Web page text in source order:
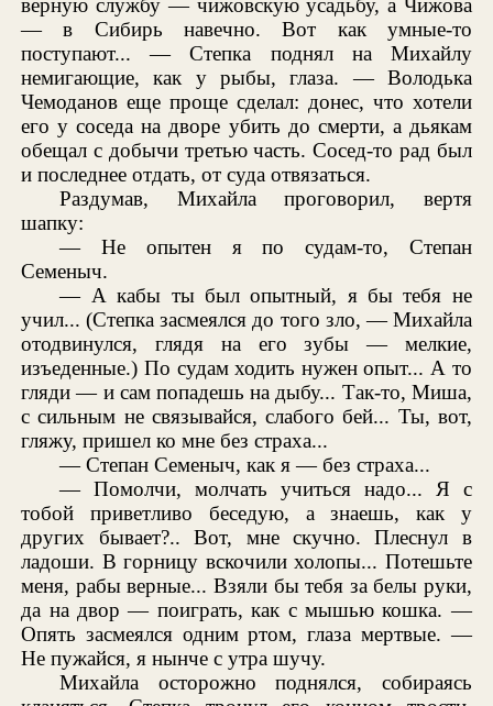
верную службу — чижовскую усадьбу, а Чижова
— в Сибирь навечно. Вот как умные-то
поступают... — Степка поднял на Михайлу
немигающие, как у рыбы, глаза. — Володька
Чемоданов еще проще сделал: донес, что хотели
его у соседа на дворе убить до смерти, а дьякам
обещал с добычи третью часть. Сосед-то рад был
и последнее отдать, от суда отвязаться.
Раздумав, Михайла проговорил, вертя
шапку:
— Не опытен я по судам-то, Степан
Семеныч.
— А кабы ты был опытный, я бы тебя не
учил... (Степка засмеялся до того зло, — Михайла
отодвинулся, глядя на его зубы — мелкие,
изъеденные.) По судам ходить нужен опыт... А то
гляди — и сам попадешь на дыбу... Так-то, Миша,
с сильным не связывайся, слабого бей... Ты, вот,
гляжу, пришел ко мне без страха...
— Степан Семеныч, как я — без страха...
— Помолчи, молчать учиться надо... Я с
тобой приветливо беседую, а знаешь, как у
других бывает?.. Вот, мне скучно. Плеснул в
ладоши. В горницу вскочили холопы... Потешьте
меня, рабы верные... Взяли бы тебя за белы руки,
да на двор — поиграть, как с мышью кошка. —
Опять засмеялся одним ртом, глаза мертвые. —
Не пужайся, я нынче с утра шучу.
Михайла осторожно поднялся, собираясь